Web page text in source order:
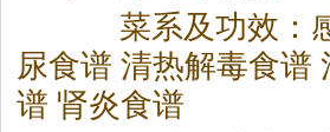
菜系及功效：感
尿食谱 清热解毒食谱
谱 肾炎食谱